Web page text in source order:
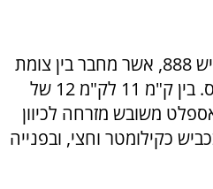
אל הבריכה מגיעים דרך כביש 888, אשר מחבר בין צומת
בית ציידא לצומת בית המכס. בין ק"מ 11 לק"מ 12 של
משובש מזרחה לכיוון
כקילומטר וחצי, ובפנייה